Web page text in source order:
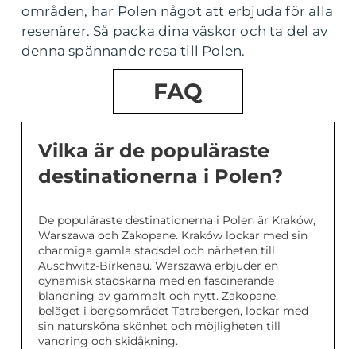
områden, har Polen något att erbjuda för alla
resenärer. Så packa dina väskor och ta del av
denna spännande resa till Polen.
FAQ
Vilka är de populäraste
destinationerna i Polen?
De populäraste destinationerna i Polen är Kraków,
Warszawa och Zakopane. Kraków lockar med sin
charmiga gamla stadsdel och närheten till
Auschwitz-Birkenau. Warszawa erbjuder en
dynamisk stadskärna med en fascinerande
blandning av gammalt och nytt. Zakopane,
beläget i bergsområdet Tatrabergen, lockar med
sin natursköna skönhet och möjligheten till
vandring och skidåkning.